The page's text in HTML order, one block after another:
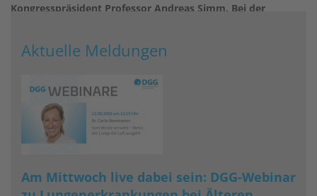
Kongresspräsident Professor Andreas Simm. Bei der
Arbeiten hervorgehoben und ausgezeichnet. Die verliehenen
honorieren Arbeiten, die von besonderer Relevanz für die
Forschung sowie den klinischen Alltag sind.
weiterlesen
Aktuelle Meldungen
Am Mittwoch live dabei sein: DGG-Webinar